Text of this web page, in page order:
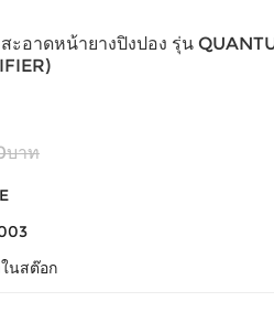
ะอาดหน้ายางปิงปอง รุ่น
บาท
นสต๊อก